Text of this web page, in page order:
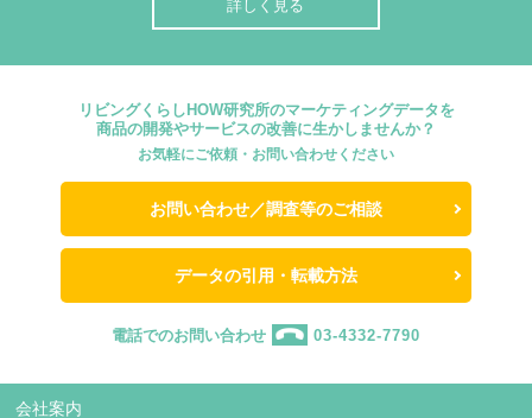
詳しく見る
リビングくらしHOW研究所のマーケティングデータを
商品の開発やサービスの改善に生かしませんか？
お気軽にご依頼・お問い合わせください
お問い合わせ／調査等のご相談
データの引用・転載方法
電話でのお問い合わせ 03-4332-7790
会社案内